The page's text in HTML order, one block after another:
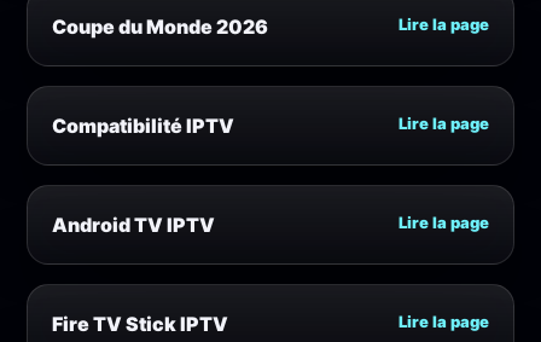
Coupe du Monde 2026 Lire la page
Compatibilité IPTV Lire la page
Android TV IPTV Lire la page
Fire TV Stick IPTV Lire la page